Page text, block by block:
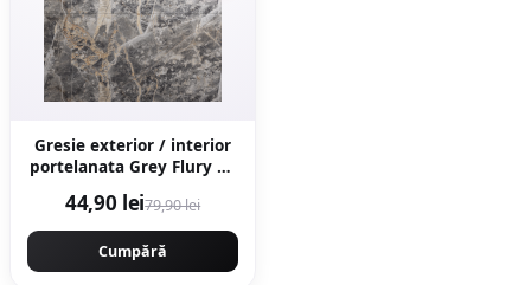
Gresie exterior / interior
portelanata Grey Flury 60
rectificata tip marmura
44,90 lei79,90 lei
Cumpără